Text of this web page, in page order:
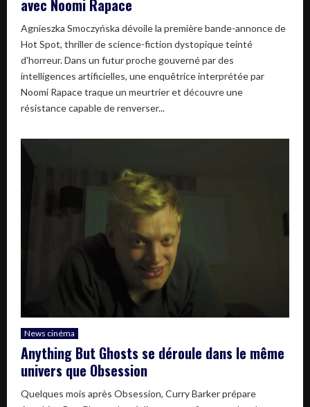
avec Noomi Rapace
Agnieszka Smoczyńska dévoile la première bande-annonce de
Hot Spot, thriller de science-fiction dystopique teinté
d'horreur. Dans un futur proche gouverné par des
intelligences artificielles, une enquêtrice interprétée par
Noomi Rapace traque un meurtrier et découvre une
résistance capable de renverser...
News cinéma
Anything But Ghosts se déroule dans le même
univers que Obsession
Quelques mois après Obsession, Curry Barker prépare